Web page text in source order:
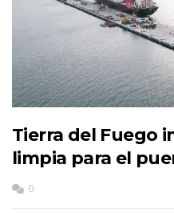
Tierra del Fuego
limpia para el
0